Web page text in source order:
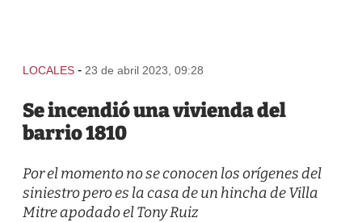
LOCALES - 23 de abril 2023, 09:28
Se incendió una vivienda del
barrio 1810
Por el momento no se conocen los orígenes del
siniestro pero es la casa de un hincha de Villa
Mitre apodado el Tony Ruiz